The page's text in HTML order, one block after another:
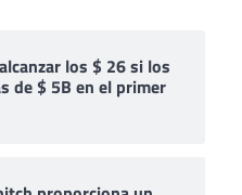
los $ 26 si los
de $ 5B en el primer